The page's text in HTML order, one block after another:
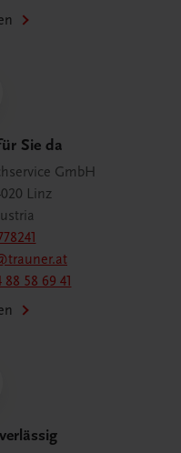
Sie da
GmbH
Linz
88 58 69 41